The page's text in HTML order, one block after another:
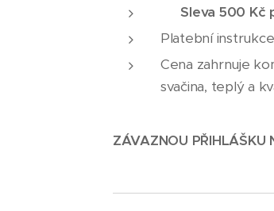
Sleva 500 Kč
Platební
Cena zahrnuje
svačina, teplý a
ZÁVAZNOU PŘIHLÁŠKU